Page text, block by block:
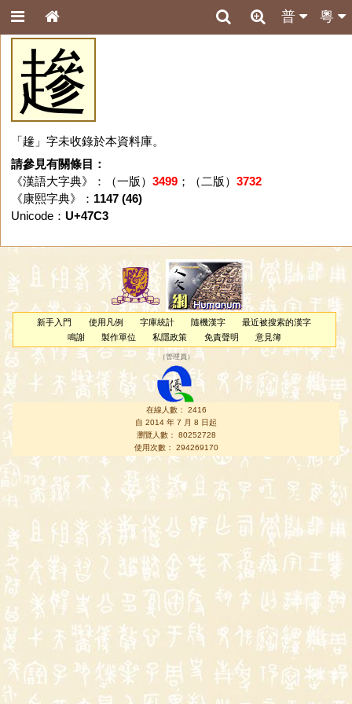
粵
普
䟃
「䟃」字未收錄於本資料庫。
請參見有關條目：
《漢語大字典》：（一版） 3499；（二版） 3732
《康熙字典》： 1147 (46)
Unicode： U+47C3
新手入門 使用凡例 字庫統計 隨機漢字
最近被搜索的漢字
鳴謝
製作單位 私隱政策 免責聲明 意見簿
（管理員 ）
在線人數： 2416
自 2014 年 7 月 8 日起
瀏覽人數： 80252728
使用次數： 294269170